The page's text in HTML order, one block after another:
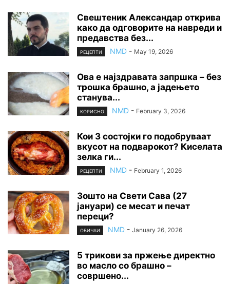
Свештеник Александар открива
како да одговорите на навреди и
предавства без...
РЕЦЕПТИ NMD - May 19, 2026
Ова е најздравата запршка – без
трошка брашно, а јадењето
станува...
КОРИСНО NMD - February 3, 2026
Кои 3 состојки го подобруваат
вкусот на подварокот? Киселата
зелка ги...
РЕЦЕПТИ NMD - February 1, 2026
Зошто на Свети Сава (27
јануари) се месат и печат
переци?
ОБИЧАИ NMD - January 26, 2026
5 трикови за пржење директно
во масло со брашно –
совршено...